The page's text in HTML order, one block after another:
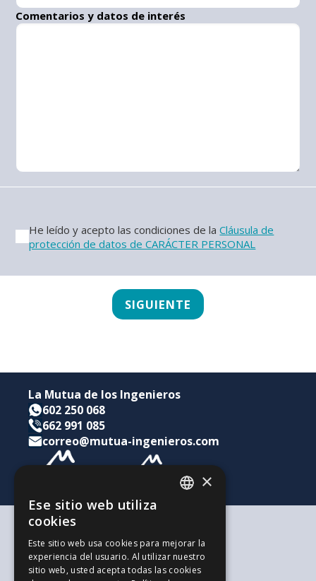
Comentarios y datos de interés
He leído y acepto las condiciones de laCláusula de
protección de datos de CARÁCTER PERSONAL
La Mutua de los Ingenieros
602 250 068
662 991 085
correo@mutua-ingenieros.com
Según tus necesidades
Para ti y tu familia
Para tus ahorros e inversiones
ENGLISH
×
Ese sitio web utiliza
cookies
Este sitio web usa cookies para mejorar la
experiencia del usuario. Al utilizar nuestro
sitio web, usted acepta todas las cookies